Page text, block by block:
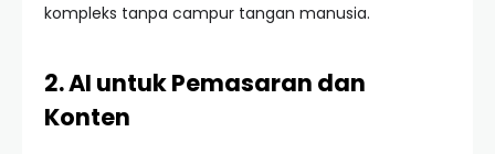
kompleks tanpa campur tangan manusia.
2. AI untuk Pemasaran dan
Konten